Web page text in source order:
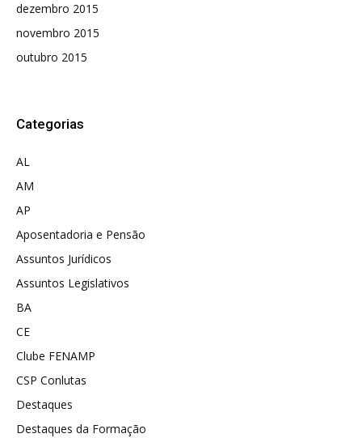
dezembro 2015
novembro 2015
outubro 2015
Categorias
AL
AM
AP
Aposentadoria e Pensão
Assuntos Jurídicos
Assuntos Legislativos
BA
CE
Clube FENAMP
CSP Conlutas
Destaques
Destaques da Formação